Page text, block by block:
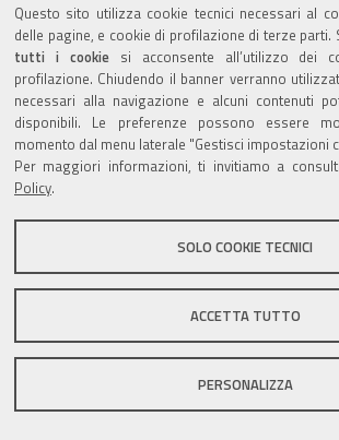
Questo sito utilizza cookie tecnici necessari al
delle pagine, e cookie di profilazione di terze parti.
tutti i cookiesi acconsente all’utilizzo dei
profilazione. Chiudendo il banner verranno
necessari alla navigazione e alcuni contenuti
disponibili. Le preferenze possono essere
momento dal menu laterale "Gestisci impostazioni
Per maggiori informazioni, ti invitiamo a
Policy.
SOLO COOKIE TECNICI
ACCETTA TUTTO
PERSONALIZZA
Valuta questo
Sito istituzionale Comune di Zola
DPO|Accessibilità